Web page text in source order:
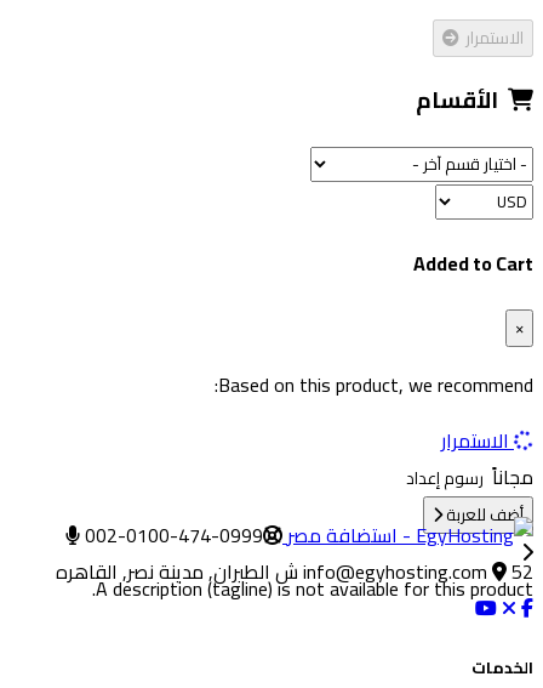
الاستمرار
الأقسام
Added to Cart
×
Based on this product, we recommend:
الاستمرار
مجاناً رسوم إعداد
أضف للعربة
A description (tagline) is not available for this product.
002-0100-474-0999
info@egyhosting.com
52 ش الطيران, مدينة نصر, القاهره
الخدمات